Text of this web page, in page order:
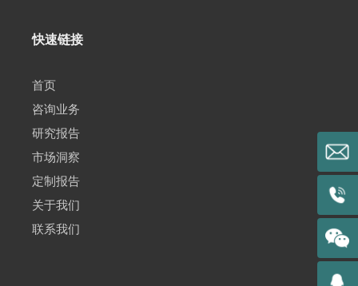
快速链接
首页
咨询业务
研究报告
市场洞察
定制报告
关于我们
联系我们